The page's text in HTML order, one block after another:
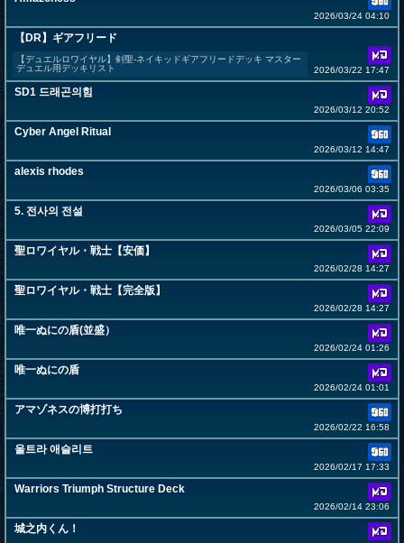
2026/03/24 04:10
【DR】ギアフリード
【デュエルロワイヤル】剣聖-ネイキッドギアフリードデッキ マスター
デュエル用デッキリスト
2026/03/22 17:47
SD1 드래곤의힘
2026/03/12 20:52
Cyber Angel Ritual
2026/03/12 14:47
alexis rhodes
2026/03/06 03:35
5. 전사의 전설
2026/03/05 22:09
聖ロワイヤル・戦士【安価】
2026/02/28 14:27
聖ロワイヤル・戦士【完全版】
2026/02/28 14:27
唯一ぬにの盾(並盛）
2026/02/24 01:26
唯一ぬにの盾
2026/02/24 01:01
アマゾネスの博打打ち
2026/02/22 16:58
울트라 애슬리트
2026/02/17 17:33
Warriors Triumph Structure Deck
2026/02/14 23:06
城之内くん！